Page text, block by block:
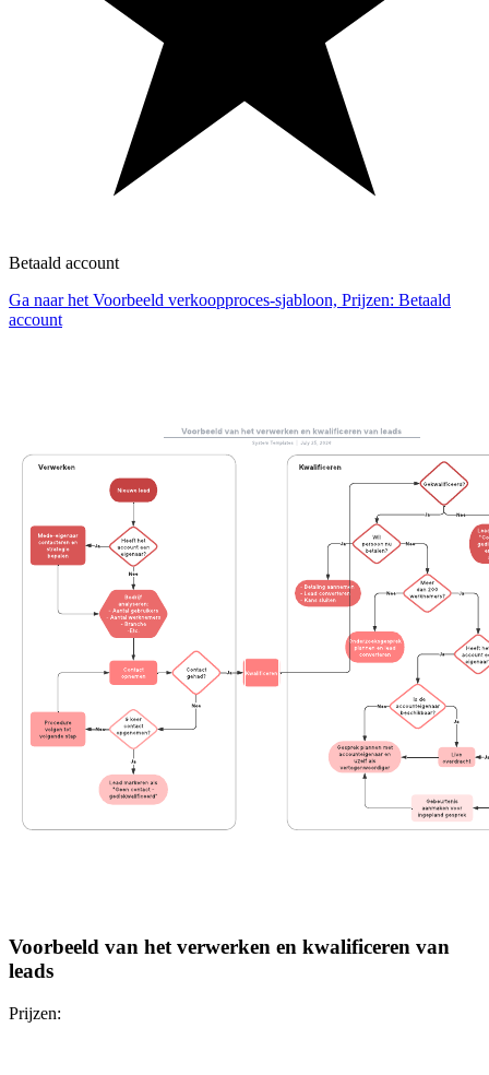
Betaald account
Ga naar het Voorbeeld verkoopproces-sjabloon, Prijzen: Betaald
account
Voorbeeld van het verwerken en kwalificeren van
leads
Prijzen: